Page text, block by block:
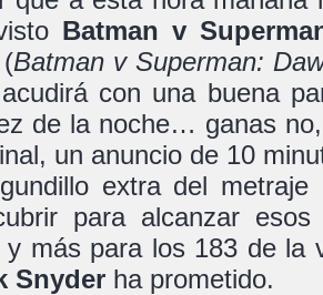
Batman v
Batman v Superman:
con una buena
de la noche… ganas
un anuncio de 10
extra del
para alcanzar
y más para los 183 de la
Snyderha prometido.